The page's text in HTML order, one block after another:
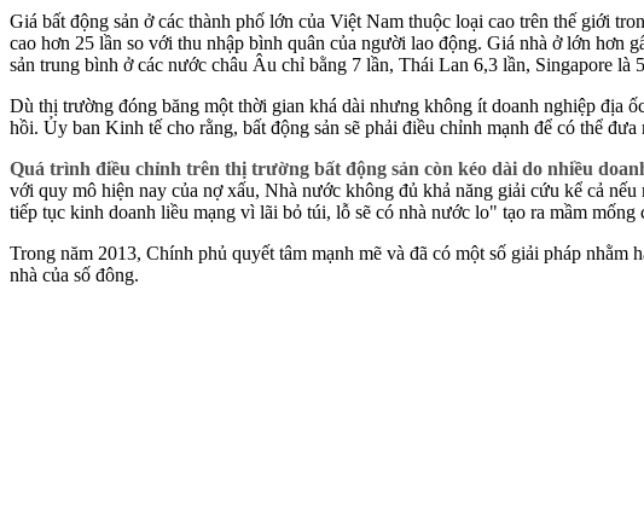
Giá bất động sản ở các thành phố lớn của Việt Nam thuộc loại cao trên thế giới
cao hơn 25 lần so với thu nhập bình quân của người lao động. Giá nhà ở lớn hơn
sản trung bình ở các nước châu Âu chỉ bằng 7 lần, Thái Lan 6,3 lần, Singapore là
Dù thị trường đóng băng một thời gian khá dài nhưng không ít doanh nghiệp địa
hồi. Ủy ban Kinh tế cho rằng, bất động sản sẽ phải điều chỉnh mạnh để có thể
Quá trình điều chỉnh trên thị trường bất động sản còn kéo dài do nhiều
với quy mô hiện nay của nợ xấu, Nhà nước không đủ khả năng giải cứu kể cả
tiếp tục kinh doanh liều mạng vì lãi bỏ túi, lỗ sẽ có nhà nước lo" tạo ra mầm
Trong năm 2013, Chính phủ quyết tâm mạnh mẽ và đã có một số giải pháp
nhà của số đông.